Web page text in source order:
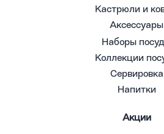
Кастрюли и
Аксессуары
Наборы
Коллекции
Сервировка
Напитки
Акции